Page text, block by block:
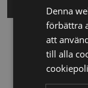
Relaterade
13/10/2025
Denna
förbättra
att
till alla